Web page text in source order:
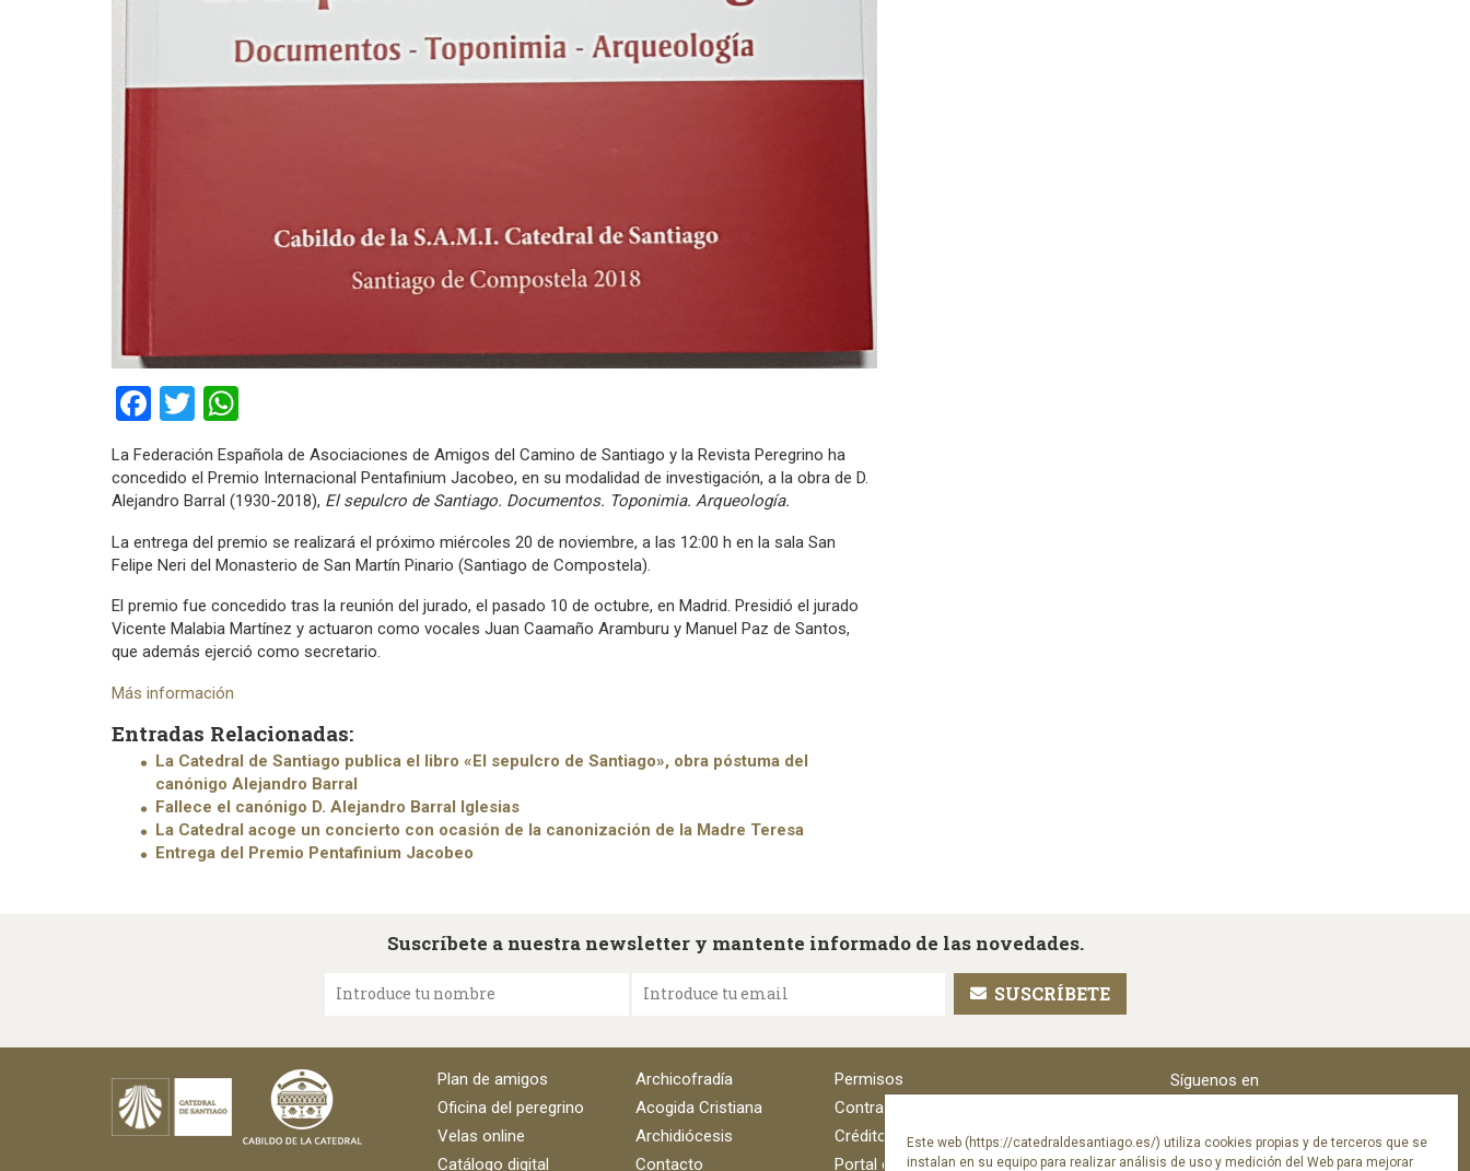
Este web (https://catedraldesantiago.es/) utiliza cookies propias y de terceros que se
instalan en su equipo para realizar análisis de uso y medición del Web para mejorar
Facebook
Twitter
La Federación Española de Asociaciones de Amigos del Camino de Santiago y la Revista Peregrino ha
concedido el Premio Internacional Pentafinium Jacobeo, en su modalidad de investigación, a la obra de D.
Alejandro Barral (1930-2018), El sepulcro de Santiago. Documentos. Toponimia. Arqueología.
La entrega del premio se realizará el próximo miércoles 20 de noviembre, a las 12:00 h en la sala San
Felipe Neri del Monasterio de San Martín Pinario (Santiago de Compostela).
El premio fue concedido tras la reunión del jurado, el pasado 10 de octubre, en Madrid. Presidió el jurado
Vicente Malabia Martínez y actuaron como vocales Juan Caamaño Aramburu y Manuel Paz de Santos,
que además ejerció como secretario.
Más información
Entradas Relacionadas:
La Catedral de Santiago publica el libro «El sepulcro de Santiago», obra póstuma del
canónigo Alejandro Barral
Fallece el canónigo D. Alejandro Barral Iglesias
La Catedral acoge un concierto con ocasión de la canonización de la Madre Teresa
Entrega del Premio Pentafinium Jacobeo
Suscríbete a nuestra newsletter y mantente informado de las novedades.
Introduce tu nombre Introduce tu email
Plan de amigos Archicofradía
Permisos
Oficina del peregrino
Acogida Cristiana
Contratación
Velas online
Archidiócesis
Créditos
Catálogo digital
Contacto Portal del empleado
Síguenos en